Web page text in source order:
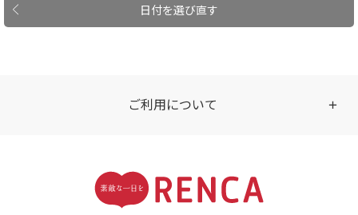
日付を選び直す
ご利用について
【ご注文（インターネット）】
24時間年中無休